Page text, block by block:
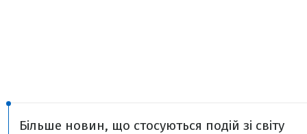
Більше новин, що стосуються подій зі світу